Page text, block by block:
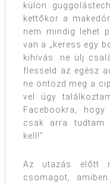
külön
kettőkor a
nem mindig lehet
van a „keress egy
kihívás: ne ülj
flesseld az egész
ne öntözd meg a
vel úgy
Facebookra,
csak arra tudtam
kell!”.
Az utazás előtt
csomagot,